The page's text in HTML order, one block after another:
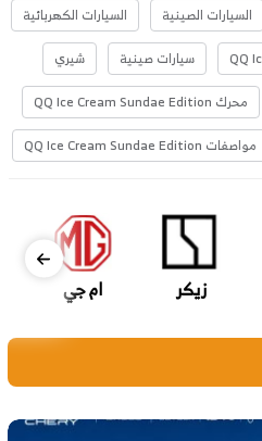
السيارات الصينية
السيارات الكهربائية
سيارات صينية
شيري
محرك QQ Ice Cream Sundae Edition
مواصفات QQ Ice Cream Sundae Edition
زيكر ام جي